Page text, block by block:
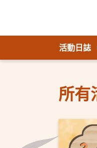
活動日誌
所有